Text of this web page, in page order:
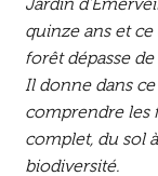
Jardin
quinze ans et
forêt dépasse
Il donne dans
comprendre les
complet, du sol
biodiversité.